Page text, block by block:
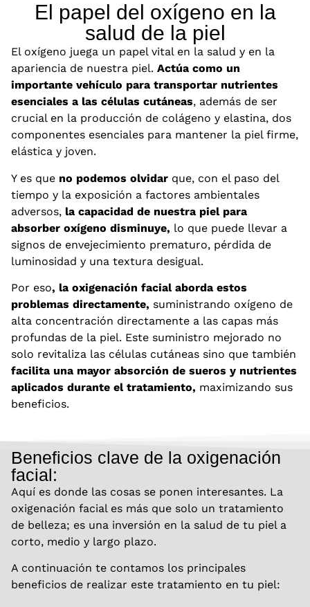
El papel del oxígeno en la
salud de la piel
El oxígeno juega un papel vital en la salud y en la
apariencia de nuestra piel. Actúa como un
importante vehículo para transportar nutrientes
esenciales a las células cutáneas, además de ser
crucial en la producción de colágeno y elastina, dos
componentes esenciales para mantener la piel firme,
elástica y joven.
Y es que no podemos olvidar que, con el paso del
tiempo y la exposición a factores ambientales
adversos, la capacidad de nuestra piel para
absorber oxígeno disminuye, lo que puede llevar a
signos de envejecimiento prematuro, pérdida de
luminosidad y una textura desigual.
Por eso, la oxigenación facial aborda estos
problemas directamente, suministrando oxígeno de
alta concentración directamente a las capas más
profundas de la piel. Este suministro mejorado no
solo revitaliza las células cutáneas sino que también
facilita una mayor absorción de sueros y nutrientes
aplicados durante el tratamiento, maximizando sus
beneficios.
Beneficios clave de la oxigenación
facial:
Aquí es donde las cosas se ponen interesantes. La
oxigenación facial es más que solo un tratamiento
de belleza; es una inversión en la salud de tu piel a
corto, medio y largo plazo.
A continuación te contamos los principales
beneficios de realizar este tratamiento en tu piel: